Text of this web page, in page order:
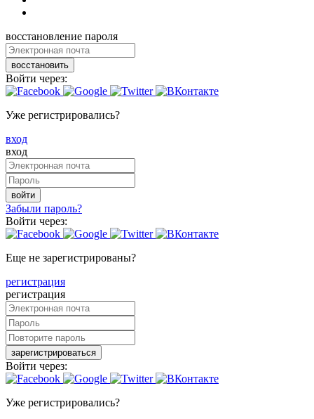
восстановление пароля
восстановить
Войти через:
Уже регистрировались?
вход
вход
войти
Забыли пароль?
Войти через:
Еще не зарегистрированы?
регистрация
регистрация
зарегистрироваться
Войти через:
Уже регистрировались?